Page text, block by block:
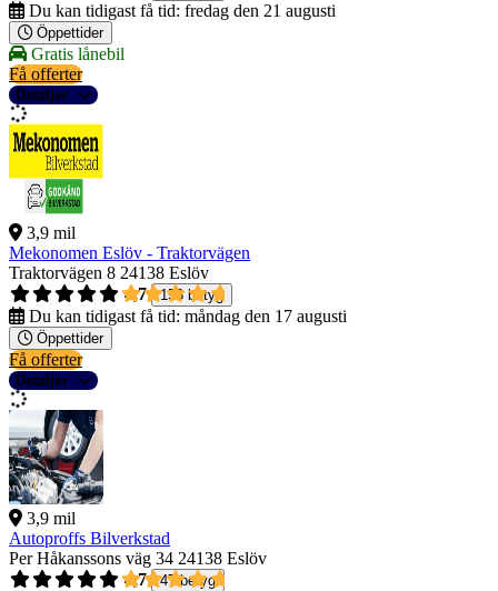
Du kan tidigast få tid: fredag den 21 augusti
Öppettider
Gratis lånebil
Få offerter
Detaljer
3,9 mil
Mekonomen Eslöv - Traktorvägen
Traktorvägen 8 24138 Eslöv
4,7
153 betyg
Du kan tidigast få tid: måndag den 17 augusti
Öppettider
Få offerter
Detaljer
3,9 mil
Autoproffs Bilverkstad
Per Håkanssons väg 34 24138 Eslöv
4,7
47 betyg